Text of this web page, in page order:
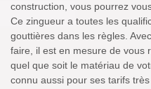
construction, vous pourrez
Ce zingueur a toutes les
gouttières dans les règles.
faire, il est en mesure de vous
quel que soit le matériau de
connu aussi pour ses tarifs